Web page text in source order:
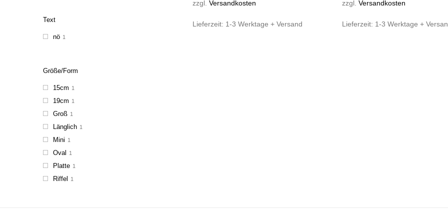
Text
nö 1
Größe/Form
15cm 1
19cm 1
Groß 1
Länglich 1
Mini 1
Oval 1
Platte 1
Riffel 1
zzgl. Versandkosten
Lieferzeit: 1-3 Werktage + Versand
zzgl. Versandkosten
Lieferzeit: 1-3 Werktage +